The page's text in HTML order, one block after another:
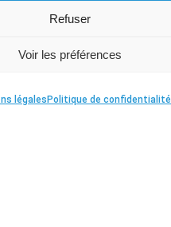
Refuser
Voir les préférences
légales Politique de confidentialité
guerande.fr